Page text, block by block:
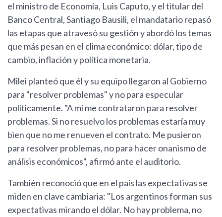
el ministro de Economía, Luis Caputo, y el titular del
Banco Central, Santiago Bausili, el mandatario repasó
las etapas que atravesó su gestión y abordó los temas
que más pesan en el clima económico: dólar, tipo de
cambio, inflación y política monetaria.
Milei planteó que él y su equipo llegaron al Gobierno
para "resolver problemas" y no para especular
políticamente. "A mí me contrataron para resolver
problemas. Si no resuelvo los problemas estaría muy
bien que no me renueven el contrato. Me pusieron
para resolver problemas, no para hacer onanismo de
análisis económicos", afirmó ante el auditorio.
También reconoció que en el país las expectativas se
miden en clave cambiaria: "Los argentinos forman sus
expectativas mirando el dólar. No hay problema, no